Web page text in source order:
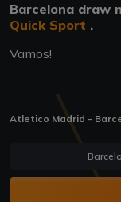
Barcelona draw
Quick Sport .
Vamos!
Atletico Madrid -